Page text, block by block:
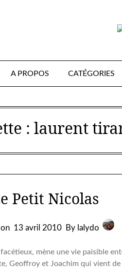
A PROPOS CATÉGORIES
:laurent
Petit Nicolas
13 avril 2010 By lalydo
mène une vie paisible
Geoffroy et Joachim qui vient